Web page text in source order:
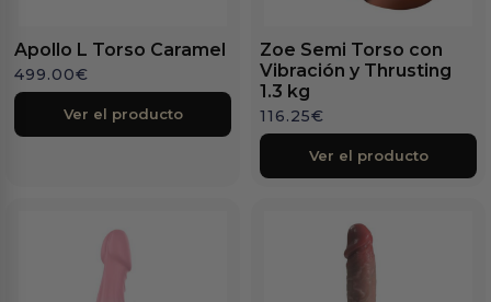
Apollo L Torso Caramel
499.00€
Ver el producto
Zoe Semi Torso con
Vibración y Thrusting
1.3 kg
116.25€
Ver el producto